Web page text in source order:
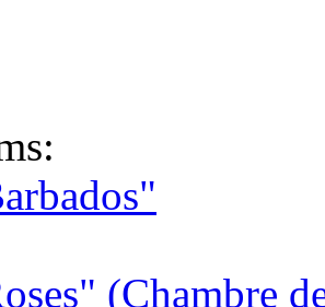
(Chambre